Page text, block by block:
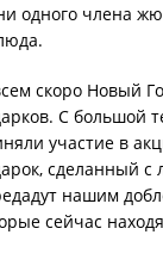
одного члена
скоро Новый
С большой
участие в
сделанный
нашим
сейчас